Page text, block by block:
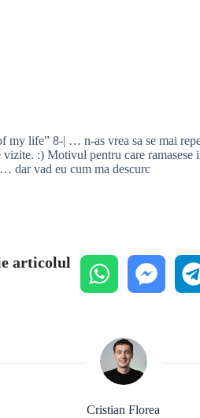
my life” 8-| … n-as vrea sa se mai
:) Motivul pentru care ramasese
dar vad eu cum ma descurc
articolul
Cristian Florea